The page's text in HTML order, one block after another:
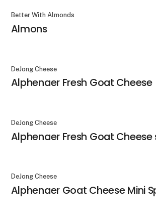
Better With Almonds
Almons
DeJong Cheese
Alphenaer Fresh Goat Cheese
DeJong Cheese
Alphenaer Fresh Goat Cheese
DeJong Cheese
Alphenaer Goat Cheese Mini